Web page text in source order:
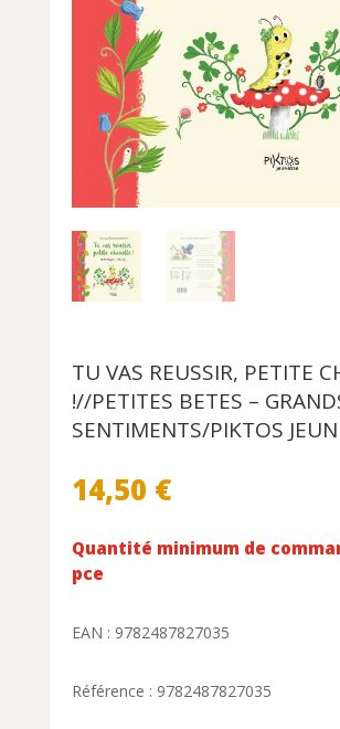
TU VAS REUSSIR, PETITE
!//PETITES BETES –
SENTIMENTS/PIKTOS JEUN
14,50 €
Quantité minimum de
pce
EAN : 9782487827035
Référence : 9782487827035